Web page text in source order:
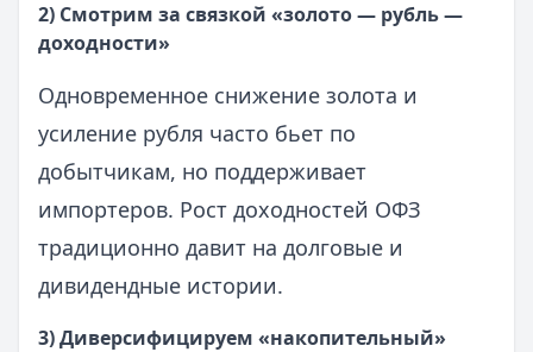
2) Смотрим за связкой «золото — рубль —
доходности»
Одновременное снижение золота и
усиление рубля часто бьет по
добытчикам, но поддерживает
импортеров. Рост доходностей ОФЗ
традиционно давит на долговые и
дивидендные истории.
3) Диверсифицируем «накопительный»